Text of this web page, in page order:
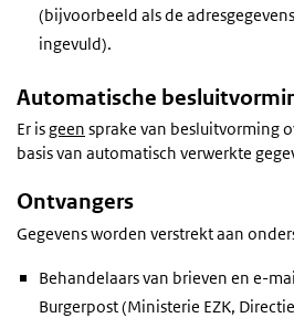
(bijvoorbeeld als de
ingevuld).
Automatische
Er isgeen sprake van besluitvorming
basis van automatisch verwerkte
Ontvangers
Gegevens worden verstrekt aan
Behandelaars van brieven en e-
Burgerpost (Ministerie EZK,